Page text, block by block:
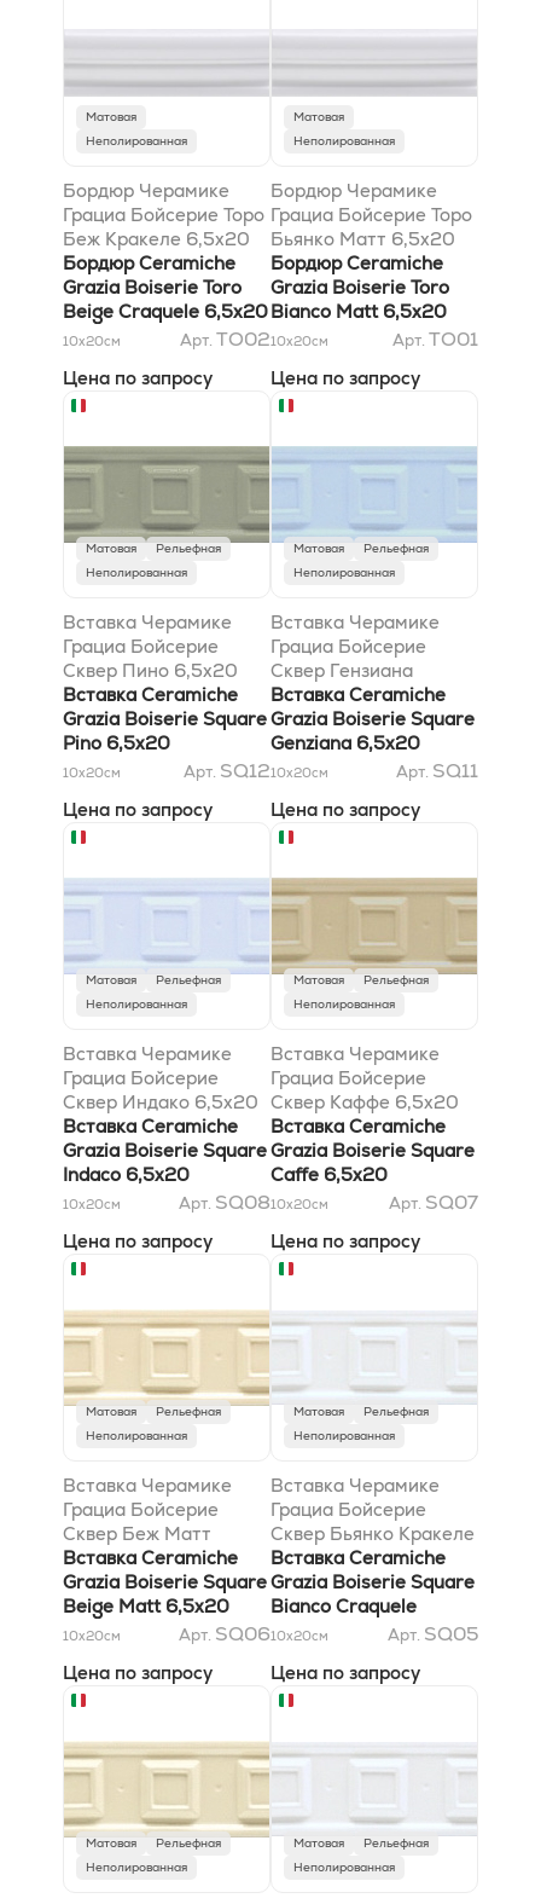
Матовая
Неполированная
Бордюр Черамике
Грациа Бойсерие Торо
Беж Кракеле 6,5x20
Бордюр Ceramiche
Grazia Boiserie Toro
Beige Craquele 6,5x20
10x20см Арт. TO02
Цена по запросу
Матовая
Неполированная
Бордюр Черамике
Грациа Бойсерие Торо
Бьянко Матт 6,5x20
Бордюр Ceramiche
Grazia Boiserie Toro
Bianco Matt 6,5x20
10x20см Арт. TO01
Цена по запросу
Матовая
Рельефная
Неполированная
Вставка Черамике
Грациа Бойсерие
Сквер Пино 6,5x20
Вставка Ceramiche
Grazia Boiserie Square
Pino 6,5x20
10x20см Арт. SQ12
Цена по запросу
Матовая
Рельефная
Неполированная
Вставка Черамике
Грациа Бойсерие
Сквер Гензиана
6,5x20
Вставка Ceramiche
Grazia Boiserie Square
Genziana 6,5x20
10x20см Арт. SQ11
Цена по запросу
Матовая
Рельефная
Неполированная
Вставка Черамике
Грациа Бойсерие
Сквер Индако 6,5x20
Вставка Ceramiche
Grazia Boiserie Square
Indaco 6,5x20
10x20см Арт. SQ08
Цена по запросу
Матовая
Рельефная
Неполированная
Вставка Черамике
Грациа Бойсерие
Сквер Каффе 6,5x20
Вставка Ceramiche
Grazia Boiserie Square
Caffe 6,5x20
10x20см Арт. SQ07
Цена по запросу
Матовая
Рельефная
Неполированная
Вставка Черамике
Грациа Бойсерие
Сквер Беж Матт
6,5x20
Вставка Ceramiche
Grazia Boiserie Square
Beige Matt 6,5x20
10x20см Арт. SQ06
Цена по запросу
Матовая
Рельефная
Неполированная
Вставка Черамике
Грациа Бойсерие
Сквер Бьянко Кракеле
6,5x20
Вставка Ceramiche
Grazia Boiserie Square
Bianco Craquele
6,5x20
10x20см Арт. SQ05
Цена по запросу
Матовая
Рельефная
Неполированная
Матовая
Рельефная
Неполированная